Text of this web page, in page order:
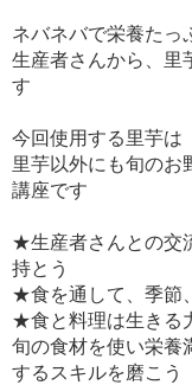
ネバネバで栄養たっ
生産者さんから、里
す
今回使用する里芋は
里芋以外にも旬のお
講座です
★生産者さんとの交
持とう
★食を通して、季節
★食と料理は生きる
旬の食材を使い栄養
するスキルを磨こう